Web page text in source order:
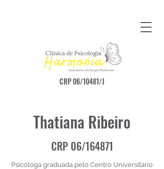
CRP 06/10481/J
Thatiana Ribeiro
CRP 06/164871
Psicóloga graduada pelo Centro Universitário